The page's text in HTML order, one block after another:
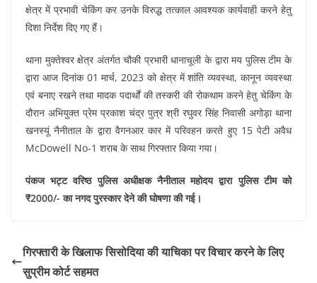
क्षेत्र में प्रभावी चेकिंग कर उनके विरुद्ध तत्काल आवश्यक कार्यवाही करने हेतु
दिशा निर्देश दिए गए हैं।
थाना मुक्तेश्वर क्षेत्र अंतर्गत चौकी प्रभारी धानाचूली के द्वारा मय पुलिस टीम के
द्वारा आज दिनांक 01 मार्च, 2023 को क्षेत्र में शांति व्यवस्था, कानून व्यवस्था
एवं बनाए रखने तथा मादक पदार्थों की तस्करी की रोकथाम करने हेतु चेकिंग के
दौरान अभियुक्त प्रेम प्रकाश चंद्र पुत्र श्री रघुवर सिंह निवासी अगोड़ा थाना
खनस्यूं नैनीताल के द्वारा वैगनआर कार में परिवहन करते हुए 15 पेटी अवैध
McDowell No-1 शराब के साथ गिरफ्तार किया गया।
पंकज भट्ट वरिष्ठ पुलिस अधीक्षक नैनीताल महोदय द्वारा पुलिस टीम को
₹2000/- का नगद पुरस्कार देने की घोषणा की गई।
गिरफ्तारी के खिलाफ सिसोदिया की याचिका पर विचार करने के लिए
सुप्रीम कोर्ट सहमत